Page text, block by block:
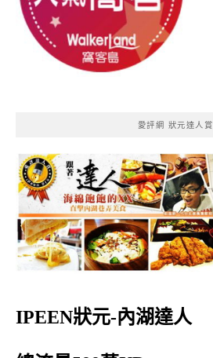
愛評網 狀元達人賞
IPEEN狀元-內湖達人